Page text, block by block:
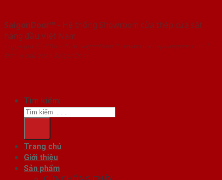
SaigonDoor™ - Hệ thống Showroom cửa thép cửa sắt
hàng đầu Việt Nam
Copyright ⓒ 2016 – 2026 SaigonDoor™ - www.cuathephanquoc.com |
Đơn vị chủ quản SaigonDoor
Tìm kiếm:
Trang chủ
Giới thiệu
Sản phẩm